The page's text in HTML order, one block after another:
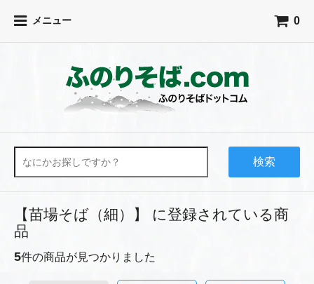
メニュー 0
検索
【苗場そば（細）】 に登録されている商
品
5件の商品が見つかりました